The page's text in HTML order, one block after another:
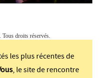
droits réservés.
les plus récentes de
, le site de rencontre